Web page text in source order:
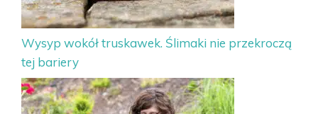
Wysyp wokół truskawek. Ślimaki nie przekroczą
tej bariery